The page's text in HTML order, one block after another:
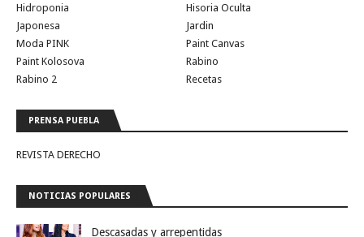
Hidroponia
Hisoria Oculta
Japonesa
Jardin
Moda PINK
Paint Canvas
Paint Kolosova
Rabino
Rabino 2
Recetas
PRENSA PUEBLA
REVISTA DERECHO
NOTICIAS POPULARES
Descasadas y arrepentidas